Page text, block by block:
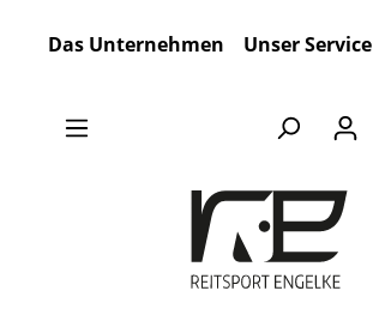
Das Unternehmen Unser Service